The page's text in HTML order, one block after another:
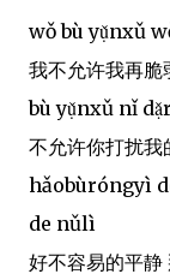
wǒ bù yụ̌nxǔ
我不允许我再脆
bù yụ̌nxǔ nǐ
不允许你打扰我
hǎobùróngyì
de nǔlì
好不容易的平静